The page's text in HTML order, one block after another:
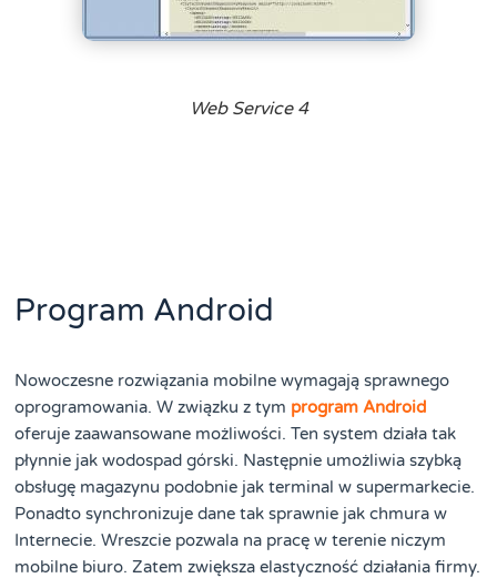
Web Service 4
Program Android
Nowoczesne rozwiązania mobilne wymagają sprawnego
oprogramowania. W związku z tym program Android
oferuje zaawansowane możliwości. Ten system działa tak
płynnie jak wodospad górski. Następnie umożliwia szybką
obsługę magazynu podobnie jak terminal w supermarkecie.
Ponadto synchronizuje dane tak sprawnie jak chmura w
Internecie. Wreszcie pozwala na pracę w terenie niczym
mobilne biuro. Zatem zwiększa elastyczność działania firmy.